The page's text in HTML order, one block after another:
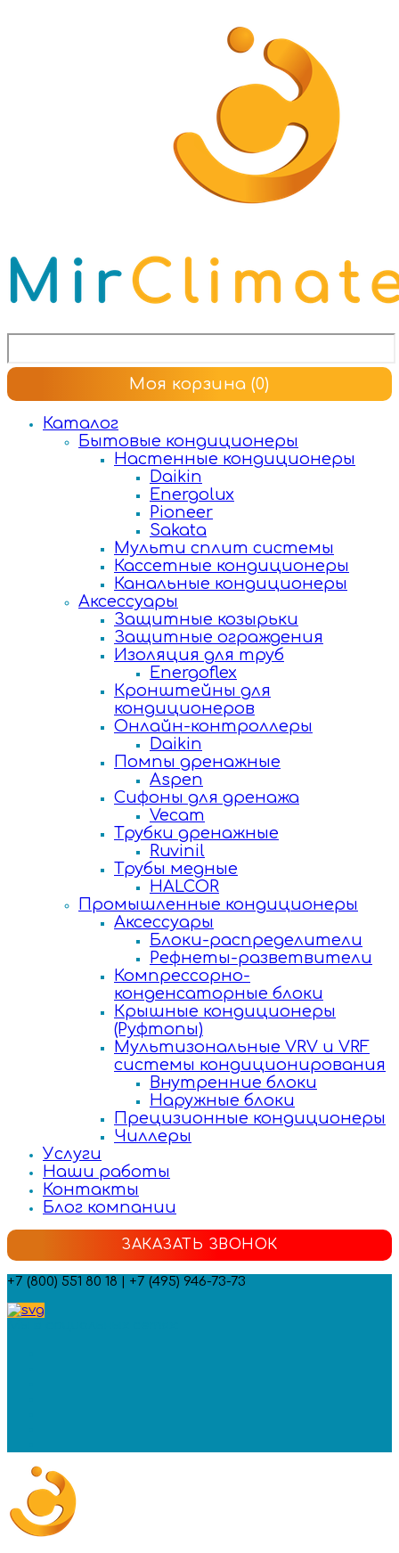
Моя корзина (0)
Каталог
Бытовые кондиционеры
Настенные кондиционеры
Daikin
Energolux
Pioneer
Sakata
Мульти сплит системы
Кассетные кондиционеры
Канальные кондиционеры
Аксессуары
Защитные козырьки
Защитные ограждения
Изоляция для труб
Energoflex
Кронштейны для
кондиционеров
Онлайн-контроллеры
Daikin
Помпы дренажные
Aspen
Сифоны для дренажа
Vecam
Трубки дренажные
Ruvinil
Трубы медные
HALCOR
Промышленные кондиционеры
Аксессуары
Блоки-распределители
Рефнеты-разветвители
Компрессорно-
конденсаторные блоки
Крышные кондиционеры
(Руфтопы)
Мультизональные VRV и VRF
системы кондиционирования
Внутренние блоки
Наружные блоки
Прецизионные кондиционеры
Чиллеры
Услуги
Наши работы
Контакты
Блог компании
ЗАКАЗАТЬ ЗВОНОК
+7 (800) 551 80 18 | +7 (495) 946-73-73